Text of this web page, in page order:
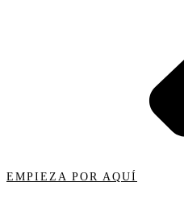
EMPIEZA POR AQUÍ